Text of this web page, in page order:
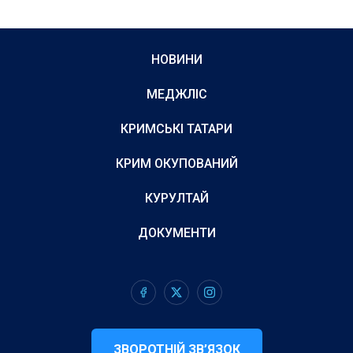
НОВИНИ
МЕДЖЛІС
КРИМСЬКІ ТАТАРИ
КРИМ ОКУПОВАНИЙ
КУРУЛТАЙ
ДОКУМЕНТИ
ЗВОРОТНІЙ ЗВ’ЯЗОК